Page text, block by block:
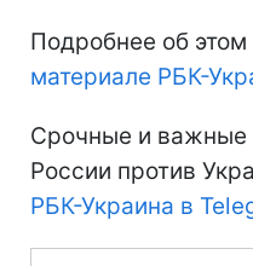
Подробнее об
материале РБК-
Срочные и важные
России против
РБК-Украина в